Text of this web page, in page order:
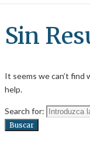
Sin
It seems we can’t find
help.
Search for:
Buscar